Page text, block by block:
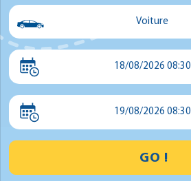
Voiture
Voiture
18/08/2026 08:30
19/08/2026 08:30
GO !